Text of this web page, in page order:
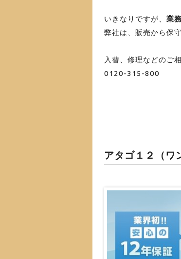
いきなりですが、 業
弊社は、販売から保
入替、修理などのご
0120-315-800
アタゴ１２（ワ